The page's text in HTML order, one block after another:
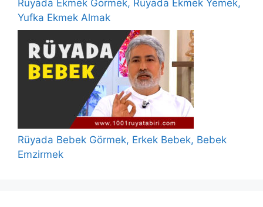
Rüyada Ekmek Görmek, Rüyada Ekmek Yemek,
Yufka Ekmek Almak
Rüyada Bebek Görmek, Erkek Bebek, Bebek
Emzirmek